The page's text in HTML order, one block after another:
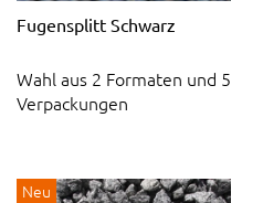
Fugensplitt Schwarz
Wahl aus 2 Formaten und 5
Verpackungen
Neu